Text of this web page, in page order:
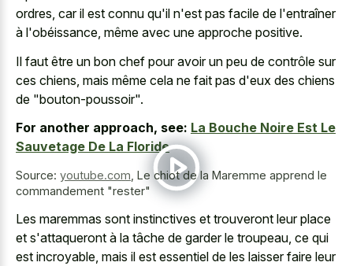
ordres, car il est connu qu'il n'est pas facile de l'entraîner
à l'obéissance, même avec une approche positive.
Il faut être un bon chef pour avoir un peu de contrôle sur
ces chiens, mais même cela ne fait pas d'eux des chiens
de "bouton-poussoir".
For another approach, see: La Bouche Noire Est Le
Sauvetage De La Floride
Source: youtube.com Le chiot de la Maremme apprend le
commandement "rester"
Les maremmas sont instinctives et trouveront leur place
et s'attaqueront à la tâche de garder le troupeau, ce qui
est incroyable, mais il est essentiel de les laisser faire leur